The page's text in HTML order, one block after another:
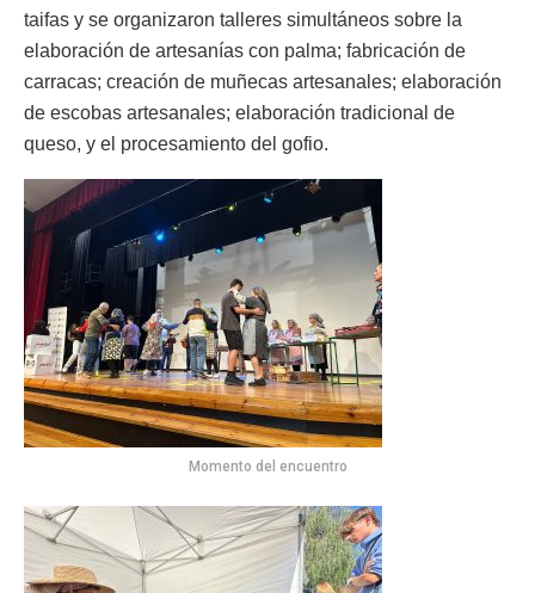
taifas y se organizaron talleres simultáneos sobre la
elaboración de artesanías con palma; fabricación de
carracas; creación de muñecas artesanales; elaboración
de escobas artesanales; elaboración tradicional de
queso, y el procesamiento del gofio.
Momento del encuentro